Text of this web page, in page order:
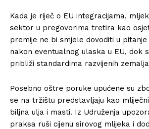
Kada je riječ o EU integracijama,
sektor u pregovorima tretira kao
premije ne bi smjele dovoditi u
nakon eventualnog ulaska u EU, dok
približi standardima razvijenih
Posebno oštre poruke upućene su
se na tržištu predstavljaju kao
biljna ulja i masti. Iz Udruženja
praksa ruši cijenu sirovog mlijeka i